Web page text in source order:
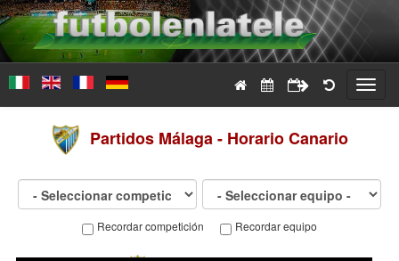
Partidos Málaga - Horario Canario
Recordar competición Recordar equipo